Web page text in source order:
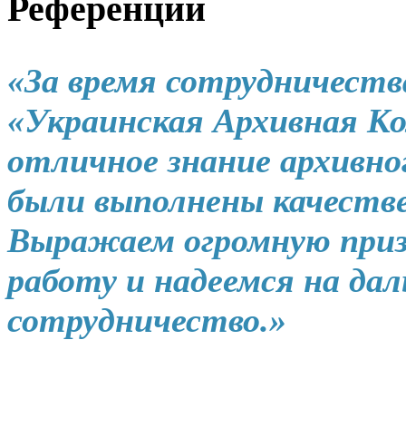
Референции
«За время
«Украинская Архивная
отличное знание
были выполнены
Выражаем огромную
работу и надеемся на
сотрудничество.»